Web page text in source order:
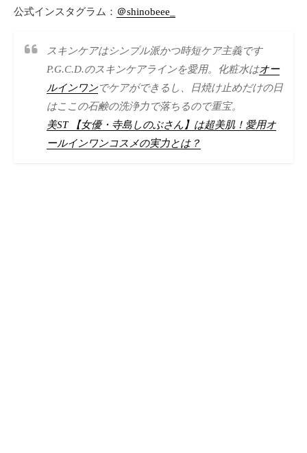
公式インスタグラム： ＠shinobeee_
スキンケアはシンプル派かつ時短ケア主義です
P.G.C.D.のスキンケアラインを愛用。化粧水はオー
ルインワンでケアができるし、日焼け止めだけの日
はここの石鹸の洗浄力で落ちるので重宝。
美ST 【女優・寺島しのぶさん】は超美肌！愛用オ
ールインワンコスメの実力とは？